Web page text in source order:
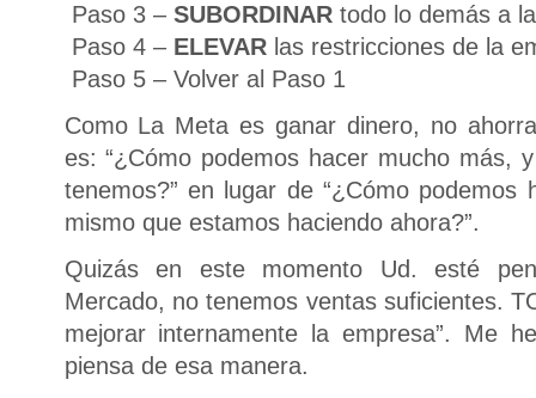
Paso 3 – SUBORDINARtodo lo demás a
Paso 4 – ELEVARlas restricciones de la
Paso 5 – Volver al Paso 1
Como La Meta es ganar dinero, no
es: “¿Cómo podemos hacer mucho más,
tenemos?” en lugar de “¿Cómo
mismo que estamos haciendo ahora?”.
Quizás en este momento Ud. esté
Mercado, no tenemos ventas suficientes.
mejorar internamente la empresa”. Me
piensa de esa manera.